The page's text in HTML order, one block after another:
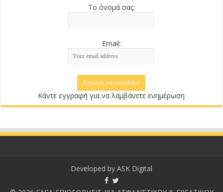
Το όνομά σας:
Email:
Κάντε εγγραφή για να λαμβάνετε ενημέρωση
Developed by ASK Digital